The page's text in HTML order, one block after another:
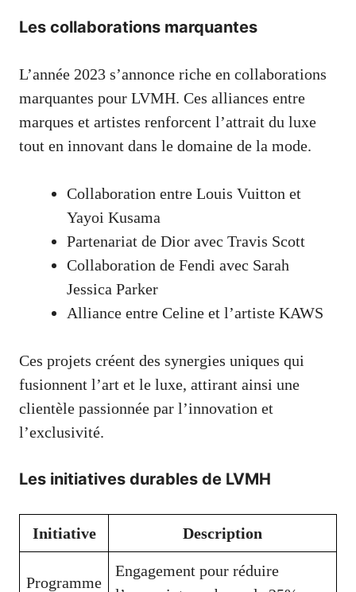
Les collaborations marquantes
L’année 2023 s’annonce riche en collaborations
marquantes pour LVMH. Ces alliances entre
marques et artistes renforcent l’attrait du luxe
tout en innovant dans le domaine de la mode.
Collaboration entre Louis Vuitton et
Yayoi Kusama
Partenariat de Dior avec Travis Scott
Collaboration de Fendi avec Sarah
Jessica Parker
Alliance entre Celine et l’artiste KAWS
Ces projets créent des synergies uniques qui
fusionnent l’art et le luxe, attirant ainsi une
clientèle passionnée par l’innovation et
l’exclusivité.
Les initiatives durables de LVMH
Initiative Description
Programme
Engagement pour réduire